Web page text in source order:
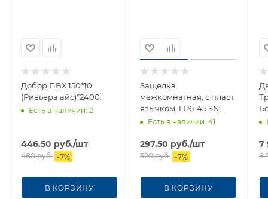
Добор ПВХ 150*10
(Ривьера айс)*2400
Есть в наличии: 2
446.50 руб./шт
480руб. -7%
В КОРЗИНУ
Защелка
межкомнатная, с пласт.
язычком, LP6-45 SN
никель
Есть в наличии: 41
297.50 руб./шт
320руб. -7%
В КОРЗИНУ
7
8